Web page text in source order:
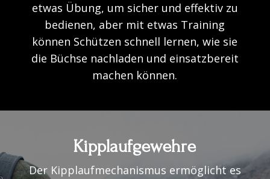
etwas Übung, um sicher und effektiv zu
bedienen, aber mit etwas Training
können Schützen schnell lernen, wie sie
die Büchse nachladen und einsatzbereit
machen können.
Kipplaufgewehre
Der Kipplaufmechanismus ermöglicht es